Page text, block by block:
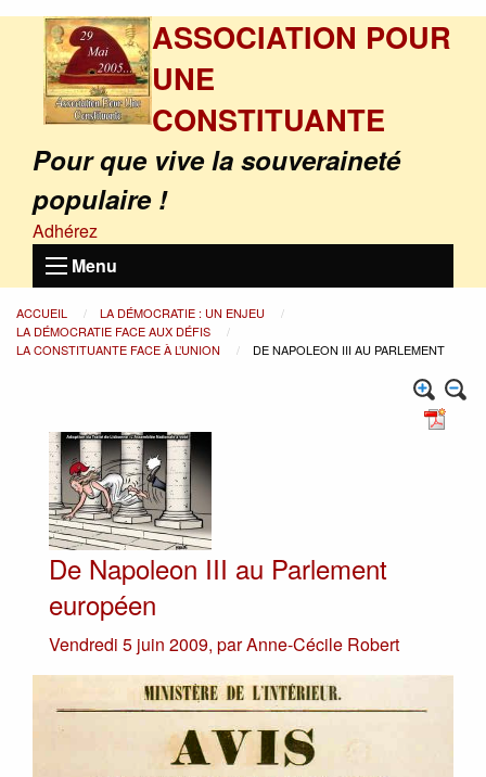
ASSOCIATION POUR
UNE
CONSTITUANTE
Pour que vive la souveraineté
populaire !
Adhérez
Menu
ACCUEIL
LA DÉMOCRATIE : UN ENJEU
LA DÉMOCRATIE FACE AUX DÉFIS
LA CONSTITUANTE FACE À L’UNION
DE NAPOLEON III AU PARLEMENT
De Napoleon III au Parlement
européen
Vendredi 5 juin 2009, parAnne-Cécile Robert